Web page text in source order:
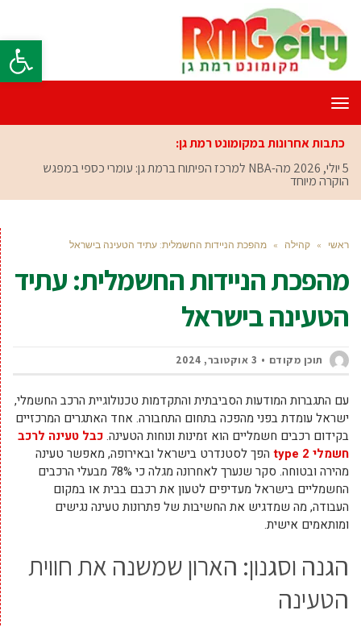
פתח
תפריט
כתבות אחרונות במקומונט רמת גן:
5 יולי, 2026
מה-NBA למרכז הפיתוח ברמת גן: עומרי כספי במפגש
הוקרה מיוחד
ראשי » קהילה » מהפכת הניידות החשמלית: עתיד הטעינה בישראל
מהפכת הניידות החשמלית: עתיד
הטעינה בישראל
תוכן מקודם 3 אוקטובר, 2024
עם התגברות המודעות הסביבתית והתקדמות טכנולוגיית הרכב החשמלי,
ישראל עומדת בפני מהפכה בתחום התחבורה. אחד האתגרים המרכזיים
בקידום רכבים חשמליים הוא זמינות ונוחות הטעינה.כבל טעינה לרכב
חשמלי type 2 הפך לסטנדרט בישראל ובאירופה, מאפשר טעינה
מהירה ובטוחה. סקר שנערך לאחרונה מגלה כי 78% מבעלי הרכבים
החשמליים בישראל מעדיפים לטעון את רכבם בבית או במקום
העבודה, מה שמדגיש את החשיבות של פתרונות טעינה נגישים
ומותאמים אישית.
הגנה וסגנון: הארון שמשנה את חווית
הטעינה